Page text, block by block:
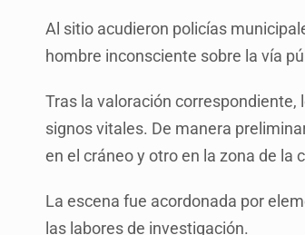
Al sitio acudieron policías
hombre inconsciente sobre la vía
Tras la valoración
signos vitales. De manera
en el cráneo y otro en la zona de la
La escena fue acordonada por
las labores de investigación.